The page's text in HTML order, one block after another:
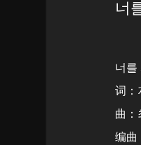
너
너를
词：
曲：
编曲